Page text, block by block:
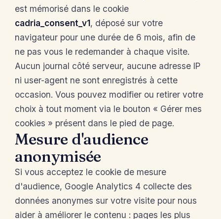
est mémorisé dans le cookie
cadria_consent_v1, déposé sur votre
navigateur pour une durée de 6 mois, afin de
ne pas vous le redemander à chaque visite.
Aucun journal côté serveur, aucune adresse IP
ni user-agent ne sont enregistrés à cette
occasion. Vous pouvez modifier ou retirer votre
choix à tout moment via le bouton « Gérer mes
cookies » présent dans le pied de page.
Mesure d'audience
anonymisée
Si vous acceptez le cookie de mesure
d'audience, Google Analytics 4 collecte des
données anonymes sur votre visite pour nous
aider à améliorer le contenu : pages les plus